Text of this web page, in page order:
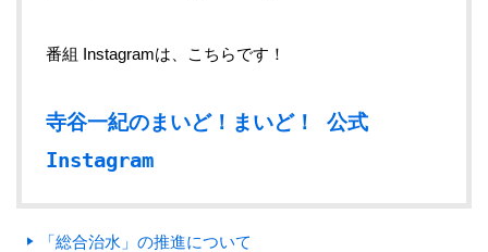
番組 Instagramは、こちらです！
寺谷一紀のまいど！まいど！ 公式
Instagram
「総合治水」の推進について